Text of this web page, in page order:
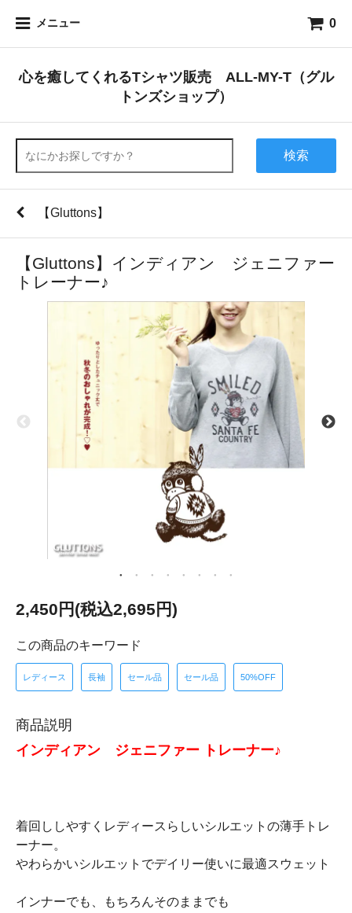
メニュー 0
心を癒してくれるTシャツ販売 ALL-MY-T（グル
トンズショップ）
検索
【Gluttons】
【Gluttons】インディアン ジェニファー
トレーナー♪
2,450円(税込2,695円)
この商品のキーワード
レディース 長袖 セール品 セール品 50%OFF
商品説明
インディアン ジェニファー トレーナー♪
着回ししやすくレディースらしいシルエットの薄手トレ
ーナー。
やわらかいシルエットでデイリー使いに最適スウェット
インナーでも、もちろんそのままでも